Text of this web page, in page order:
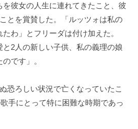
彼女の人生に連れてきたこと、彼
とを賞賛した。「ルッツォは私の
わ」とフリーダは付け加えた。
と2人の新しい子供、私の義理の娘
です」。
恐ろしい状況で亡くなっていたこ
手にとって特に困難な時期であっ